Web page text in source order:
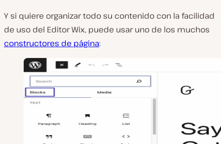
Y si quiere organizar todo su contenido con la facilidad
de uso del Editor Wix, puede usar uno de los muchos
constructores de página: